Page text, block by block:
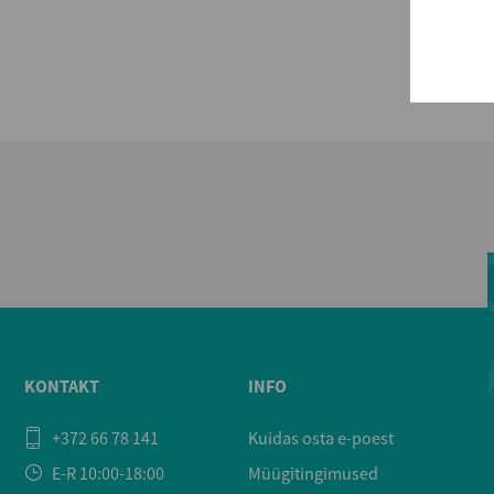
KONTAKT
+372 66 78 141
E-R 10:00-18:00
INFO
Kuidas osta e-poest
Müügitingimused